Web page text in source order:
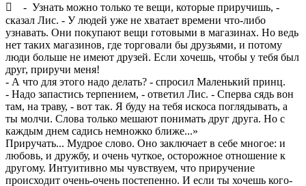
 - Узнать можно только те вещи, которые приручишь, -
сказал Лис. - У людей уже не хватает времени что-либо
узнавать. Они покупают вещи готовыми в магазинах. Но ведь
нет таких магазинов, где торговали бы друзьями, и потому
люди больше не имеют друзей. Если хочешь, чтобы у тебя был
друг, приручи меня!
- А что для этого надо делать? - спросил Маленький принц.
- Надо запастись терпением, - ответил Лис. - Сперва сядь вон
там, на траву, - вот так. Я буду на тебя искоса поглядывать, а
ты молчи. Слова только мешают понимать друг друга. Но с
каждым днем садись немножко ближе...»
Приручать... Мудрое слово. Оно заключает в себе многое: и
любовь, и дружбу, и очень чуткое, осторожное отношение к
другому. Интуитивно мы чувствуем, что приручение
происходит очень-очень постепенно. И если ты хочешь кого-